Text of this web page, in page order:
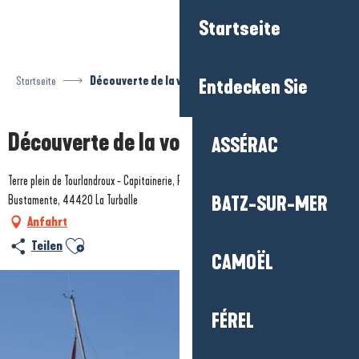
Startseite
Entdecken Sie
ASSÉRAC
BATZ-SUR-MER
CAMOËL
FÉREL
Startseite Découverte de la voile en famille
Découverte de la voile en famille
Terre plein de Tourlandroux - Capitainerie, Port de plaisance - Quai Sévine
Bustamente, 44420 La Turballe
Anfahrt
Teilen Ajouter aux favoris